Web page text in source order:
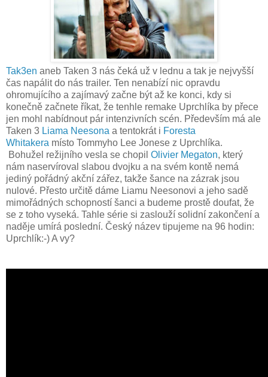
Tak3en aneb Taken 3 nás čeká už v lednu a tak je nejvyšší
čas napálit do nás trailer. Ten nenabízí nic opravdu
ohromujícího a zajímavý začne být až ke konci, kdy si
konečně začnete říkat, že tenhle remake Uprchlíka by přece
jen mohl nabídnout pár intenzivních scén. Především má ale
Taken 3 Liama Neesona a tentokrát i Foresta
Whitakera místo Tommyho Lee Jonese z Uprchlíka.
Bohužel režijního vesla se chopil Olivier Megaton, který
nám naservíroval slabou dvojku a na svém kontě nemá
jediný pořádný akční zářez, takže šance na zázrak jsou
nulové. Přesto určitě dáme Liamu Neesonovi a jeho sadě
mimořádných schopností šanci a budeme prostě doufat, že
se z toho vyseká. Tahle série si zaslouží solidní zakončení a
naděje umírá poslední. Český název tipujeme na 96 hodin:
Uprchlík:-) A vy?